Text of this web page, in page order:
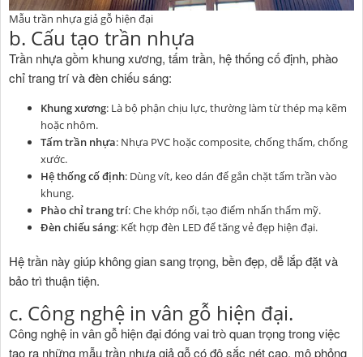
Mẫu trần nhựa giả gỗ hiện đại
b. Cấu tạo trần nhựa
Trần nhựa gồm khung xương, tấm trần, hệ thống cố định, phào
chỉ trang trí và đèn chiếu sáng:
Khung xương: Là bộ phận chịu lực, thường làm từ thép mạ kẽm
hoặc nhôm.
Tấm trần nhựa: Nhựa PVC hoặc composite, chống thấm, chống
xước.
Hệ thống cố định: Dùng vít, keo dán để gắn chặt tấm trần vào
khung.
Phào chỉ trang trí: Che khớp nối, tạo điểm nhấn thẩm mỹ.
Đèn chiếu sáng: Kết hợp đèn LED để tăng vẻ đẹp hiện đại.
Hệ trần này giúp không gian sang trọng, bền đẹp, dễ lắp đặt và
bảo trì thuận tiện.
c. Công nghệ in vân gỗ hiện đại.
Công nghệ in vân gỗ hiện đại đóng vai trò quan trọng trong việc
tạo ra những mẫu trần nhựa giả gỗ có độ sắc nét cao, mô phỏng